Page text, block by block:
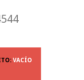
VACÍO